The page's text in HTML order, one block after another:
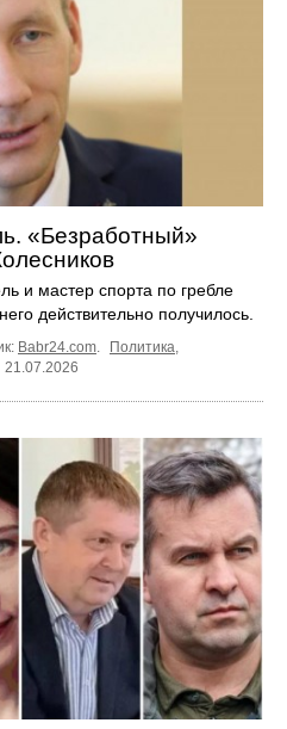
«Безработный»
и мастер спорта по гребле
действительно получилось.
Babr24.com Политика
21.07.2026